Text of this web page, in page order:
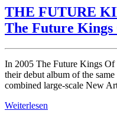
THE FUTURE
The Future Kings
In 2005 The Future Kings Of
their debut album of the
combined large-scale New
Weiterlesen